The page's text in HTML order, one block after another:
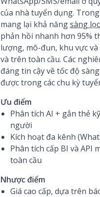
của nhà tuyển dụng.
mang lại khả năngsàng
phản hồi nhanh hơn 95%
lượng, mô-đun, khu vực và
và trên toàn cầu. Các
đáng tin cậy về tốc độ
được trong các chu kỳ
Ưu điểm
Phân tích AI + gắn thẻ
người
Kích hoạt đa kênh
Phân tích cấp BI và API
toàn cầu
Nhược điểm
Giá cao cấp, dựa trên